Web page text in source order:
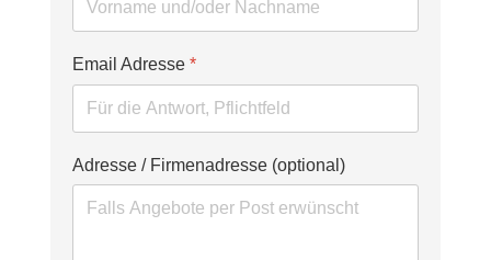
Email Adresse*
Adresse / Firmenadresse (optional)